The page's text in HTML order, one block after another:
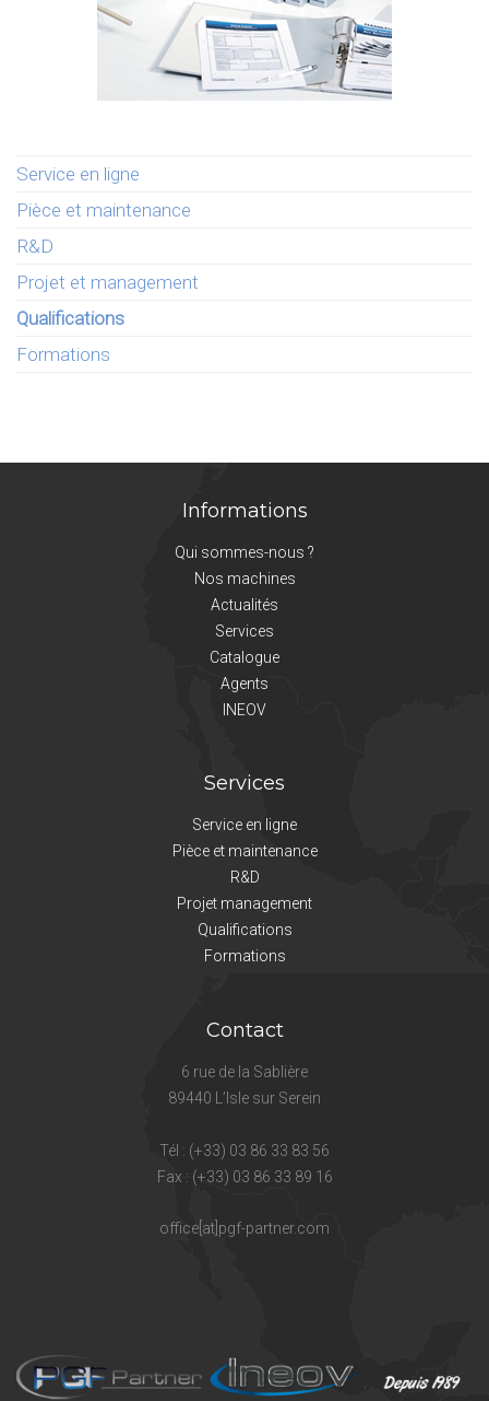
Service en ligne
Pièce et maintenance
R&D
Projet et management
Qualifications
Formations
Informations
Qui sommes-nous ?
Nos machines
Actualités
Services
Catalogue
Agents
INEOV
Services
Service en ligne
Pièce et maintenance
R&D
Projet management
Qualifications
Formations
Contact
6 rue de la Sablière
89440 L’Isle sur Serein
Tél : (+33) 03 86 33 83 56
Fax : (+33) 03 86 33 89 16
office[at]pgf-partner.com